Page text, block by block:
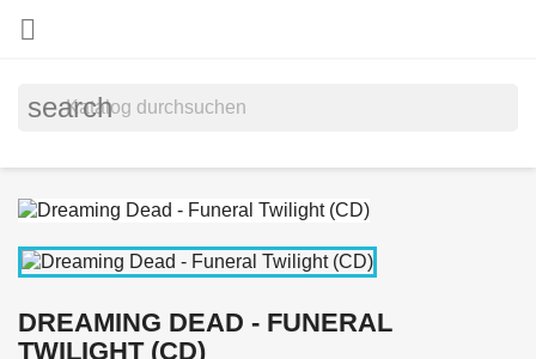

search
DREAMING DEAD - FUNERAL
TWILIGHT (CD)